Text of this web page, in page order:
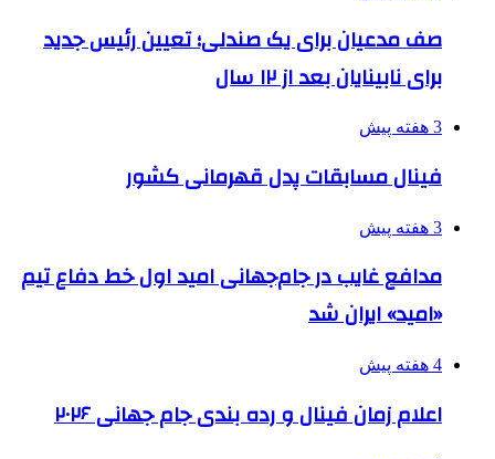
صف مدعیان برای یک صندلی؛ تعیین رئیس جدید
برای نابینایان بعد از ۱۲ سال
3 هفته پیش
فینال مسابقات پدل قهرمانی کشور
3 هفته پیش
مدافع غایب در جام‌جهانی امید اول خط دفاع تیم
«امید» ایران شد
4 هفته پیش
اعلام زمان فینال و رده بندی جام جهانی ۲۰۲۶